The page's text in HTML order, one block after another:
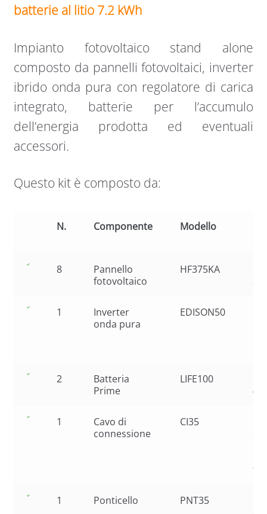
batterie al litio 7.2 kWh
Impianto fotovoltaico stand alone
composto da pannelli fotovoltaici, inverter
ibrido onda pura con regolatore di carica
integrato, batterie per l’accumulo
dell’energia prodotta ed eventuali
accessori.
Questo kit è composto da:
N. Componente Modello
8
Pannello
fotovoltaico
HF375KA
1
Inverter
onda pura
EDISON50
2
Batteria
Prime
LIFE100
1
Cavo di
connessione
CI35
1 Ponticello PNT35